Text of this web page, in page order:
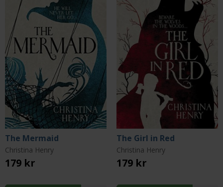
The Mermaid
Christina Henry
179 kr
The Girl in Red
Christina Henry
179 kr